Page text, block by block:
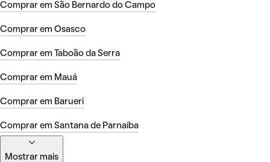
Comprar em São Bernardo do Campo
Comprar em Osasco
Comprar em Taboão da Serra
Comprar em Mauá
Comprar em Barueri
Comprar em Santana de Parnaíba
Mostrar mais